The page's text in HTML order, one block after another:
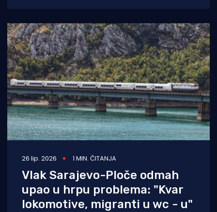
26 lip. 2026 1 MIN. ČITANJA
Vlak Sarajevo-Ploče odmah
upao u hrpu problema: "Kvar
lokomotive, migranti u wc - u"